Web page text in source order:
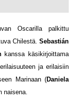
Oscarilla palkittu
Chilestä.Sebastián
kanssa käsikirjoittama
ja erilaisiin
Marinaan (Daniela
naisena.